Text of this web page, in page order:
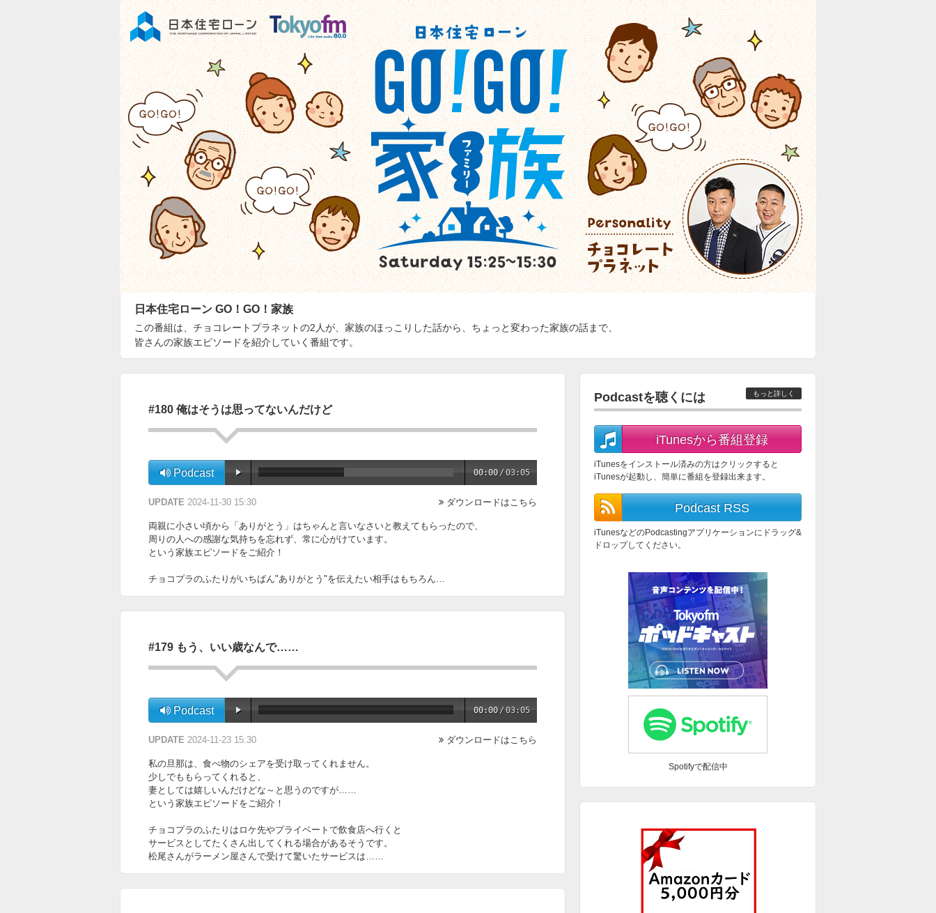
日本住宅ローン GO！GO！家族
この番組は、チョコレートプラネットの2人が、家族のほっこりした話から、ちょっと変わった家族の話まで、
皆さんの家族エピソードを紹介していく番組です。
#180 俺はそうは思ってないんだけど
Podcast 00:00 /03:05
ダウンロードはこちら
UPDATE 2024-11-30 15:30
両親に小さい頃から「ありがとう」はちゃんと言いなさいと教えてもらったので、
周りの人への感謝な気持ちを忘れず、常に心がけています。
という家族エピソードをご紹介！
チョコプラのふたりがいちばん"ありがとう"を伝えたい相手はもちろん…
#179 もう、いい歳なんで……
Podcast 00:00 /03:05
ダウンロードはこちら
UPDATE 2024-11-23 15:30
私の旦那は、食べ物のシェアを受け取ってくれません。
少しでももらってくれると、
妻としては嬉しいんだけどな～と思うのですが……
という家族エピソードをご紹介！
チョコプラのふたりはロケ先やプライベートで飲食店へ行くと
サービスとしてたくさん出してくれる場合があるそうです。
松尾さんがラーメン屋さんで受けて驚いたサービスは……
Podcastを聴くには もっと詳しく
iTunesから番組登録
iTunesをインストール済みの方はクリックすると
iTunesが起動し、簡単に番組を登録出来ます。
Podcast RSS
iTunesなどのPodcastingアプリケーションにドラッグ&
ドロップしてください。
Spotifyで配信中